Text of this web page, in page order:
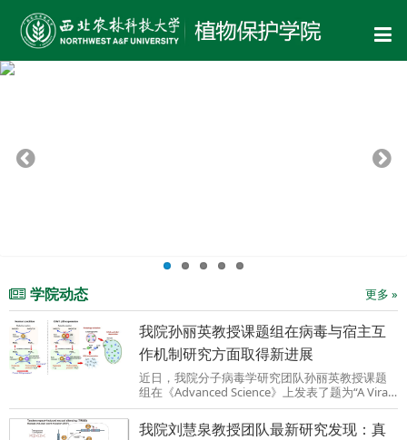
学院动态 更多 »
我院孙丽英教授课题组在病毒与宿主互
作机制研究方面取得新进展
近日，我院分子病毒学研究团队孙丽英教授课题
组在《Advanced Science》上发表了题为“A Viral
RNA Silencing Suppressor Modulates Reactive
Oxygen Species Levels ...
我院刘慧泉教授团队最新研究发现：真